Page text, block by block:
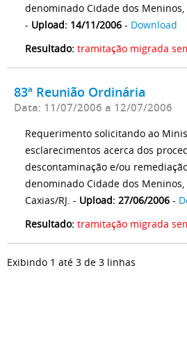
denominado Cidade dos Meninos,
- Upload: 14/11/2006 - Download
Resultado: tramitação migrada
83ª Reunião Ordinária
Data: 11/07/2006 a 12/07/2006
Requerimento solicitando ao
esclarecimentos acerca dos
descontaminação e/ou
denominado Cidade dos
Caxias/RJ. - Upload: 27/06/2006 -
Resultado: tramitação migrada
Exibindo 1 até 3 de 3 linhas